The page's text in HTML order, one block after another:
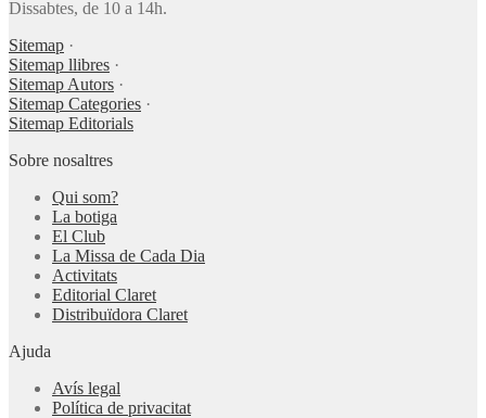
Dissabtes, de 10 a 14h.
Sitemap ·
Sitemap llibres ·
Sitemap Autors ·
Sitemap Categories ·
Sitemap Editorials
Sobre nosaltres
Qui som?
La botiga
El Club
La Missa de Cada Dia
Activitats
Editorial Claret
Distribuïdora Claret
Ajuda
Avís legal
Política de privacitat